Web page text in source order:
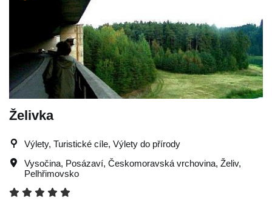
Želivka
Výlety, Turistické cíle, Výlety do přírody
Vysočina, Posázaví, Českomoravská vrchovina, Želiv,
Pelhřimovsko